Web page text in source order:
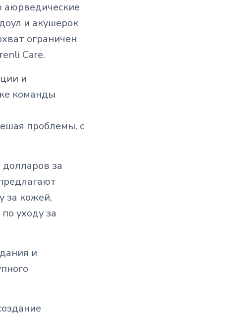
и акушерок
ограничен
Care.
и
команды
проблемы, с
за
за кожей,
уходу за
и